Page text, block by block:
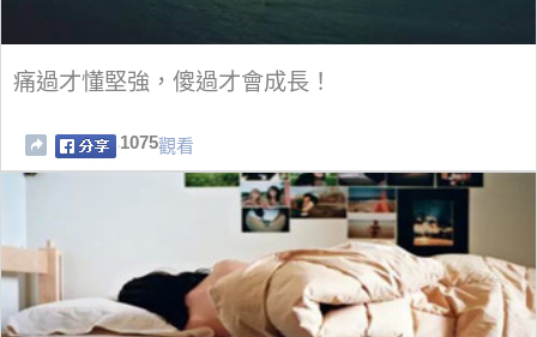
痛過才懂堅強，傻過才會成長！
1075觀看